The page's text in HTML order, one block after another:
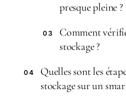
presque pleine ?
03
Comment
stockage ?
04
Quelles sont les
stockage sur un